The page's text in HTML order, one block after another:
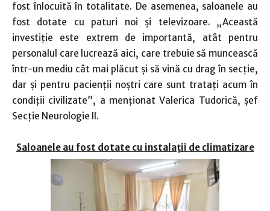
fost înlocuită în totalitate. De asemenea, saloanele au
fost dotate cu paturi noi și televizoare. „Această
investiție este extrem de importantă, atât pentru
personalul care lucrează aici, care trebuie să muncească
într-un mediu cât mai plăcut și să vină cu drag în secție,
dar și pentru pacienții noștri care sunt tratați acum în
condiții civilizate”, a menționat Valerica Tudorică, șef
Secție Neurologie II.
Saloanele au fost dotate cu instalații de climatizare